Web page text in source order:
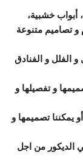
أبواب خشبية،
و تصاميم متنوعة
الفلل و الفنادق
و تفصيلها و
يمكننا تصميمها و
الديكور من اجل